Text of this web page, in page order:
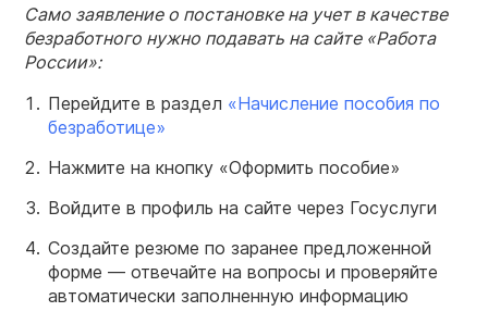
Само заявление о постановке на учет в качестве
безработного нужно подавать на сайте «Работа
России»:
Перейдите в раздел «Начисление пособия по
безработице»
Нажмите на кнопку «Оформить пособие»
Войдите в профиль на сайте через Госуслуги
Создайте резюме по заранее предложенной
форме — отвечайте на вопросы и проверяйте
автоматически заполненную информацию